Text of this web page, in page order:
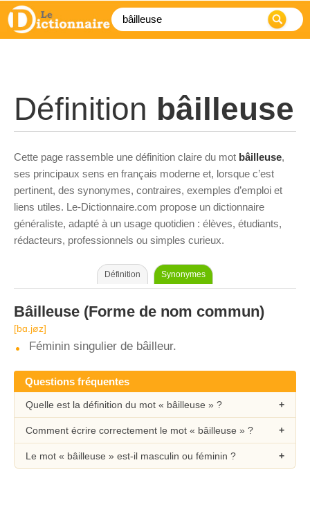
Définition bâilleuse
Cette page rassemble une définition claire du mot bâilleuse,
ses principaux sens en français moderne et, lorsque c’est
pertinent, des synonymes, contraires, exemples d’emploi et
liens utiles. Le-Dictionnaire.com propose un dictionnaire
généraliste, adapté à un usage quotidien : élèves, étudiants,
rédacteurs, professionnels ou simples curieux.
Définition Synonymes
Bâilleuse (Forme de nom commun)
[bɑ.jøz]
Féminin singulier de bâilleur.
Questions fréquentes
Quelle est la définition du mot « bâilleuse » ?
Comment écrire correctement le mot « bâilleuse » ?
Le mot « bâilleuse » est-il masculin ou féminin ?